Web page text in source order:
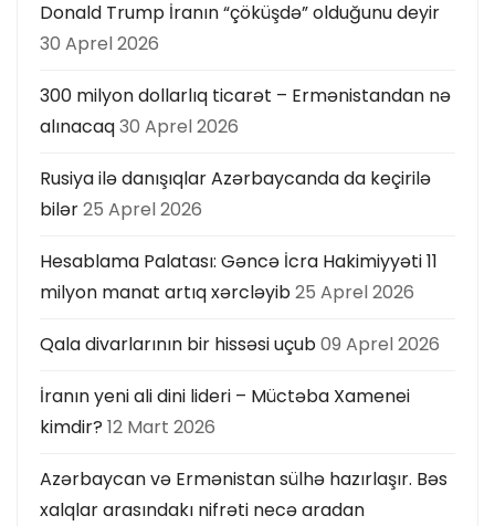
Donald Trump İranın “çöküşdə” olduğunu deyir
30 Aprel 2026
300 milyon dollarlıq ticarət – Ermənistandan nə
alınacaq30 Aprel 2026
Rusiya ilə danışıqlar Azərbaycanda da keçirilə
bilər25 Aprel 2026
Hesablama Palatası: Gəncə İcra Hakimiyyəti 11
milyon manat artıq xərcləyib25 Aprel 2026
Qala divarlarının bir hissəsi uçub09 Aprel 2026
İranın yeni ali dini lideri – Müctəba Xamenei
kimdir? 12 Mart 2026
Azərbaycan və Ermənistan sülhə hazırlaşır. Bəs
xalqlar arasındakı nifrəti necə aradan